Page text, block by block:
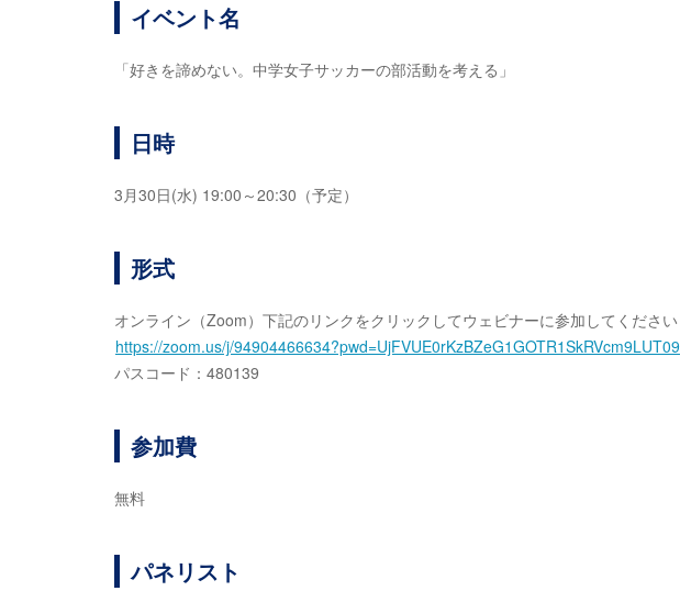
イベント名
「好きを諦めない。中学女子サッカーの部活動を考える」
日時
3月30日(水) 19:00～20:30（予定）
形式
オンライン（Zoom）下記のリンクをクリックしてウェビナーに参加してください
https://zoom.us/j/94904466634?pwd=UjFVUE0rKzBZeG1GOTR1SkRVcm9LUT09
パスコード：480139
参加費
無料
パネリスト